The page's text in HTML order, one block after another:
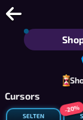
Ludo -
Cursors
SELTEN
-20%